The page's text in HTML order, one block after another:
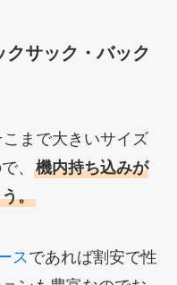
クサック・バック
まで大きいサイズ
、 機内持ち込みが
。
スであれば割安で性